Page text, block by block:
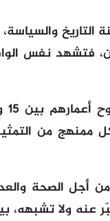
التاريخ
فتشهد نفس
ممنهج من
أجل الصحة
عنه ولا تشبهه،